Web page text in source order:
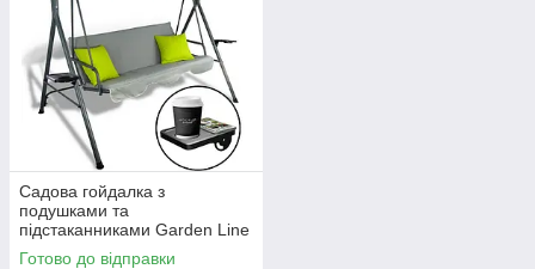
Садова гойдалка з
подушками та
підстаканниками Garden Line
170x118x153 см
Готово до відправки